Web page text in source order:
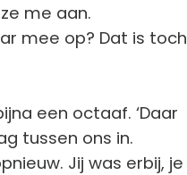
me aan.
mee op? Dat is toch
een octaaf. ‘Daar
tussen ons in.
Jij was erbij, je